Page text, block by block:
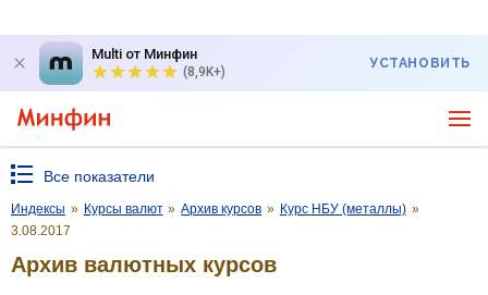
Multi от Минфин
(8,9K+)
УСТАНОВИТЬ
Все показатели
Индексы » Курсы валют » Архив курсов » Курс НБУ (металлы) »
3.08.2017
Архив валютных курсов